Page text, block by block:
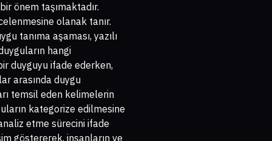
önem taşımaktadır.
olanak tanır.
tanıma aşaması, yazılı
hangi
duyguyu ifade ederken,
arasında duygu
temsil eden kelimelerin
kategorize edilmesine
etme sürecini ifade
göstererek, insanların ve